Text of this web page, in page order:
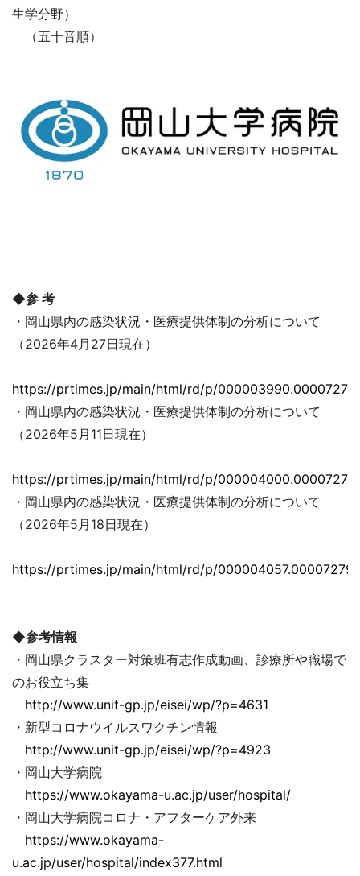
生学分野）
（五十音順）
◆参 考
・岡山県内の感染状況・医療提供体制の分析について
（2026年4月27日現在）
https://prtimes.jp/main/html/rd/p/
・岡山県内の感染状況・医療提供体制の分析について
（2026年5月11日現在）
https://prtimes.jp/main/html/rd/p/
・岡山県内の感染状況・医療提供体制の分析について
（2026年5月18日現在）
https://prtimes.jp/main/html/rd/p/
◆参考情報
・岡山県クラスター対策班有志作成動画、診療所や職場で
のお役立ち集
http://www.unit-gp.jp/eisei/wp/?p=4631
・新型コロナウイルスワクチン情報
http://www.unit-gp.jp/eisei/wp/?p=4923
・岡山大学病院
https://www.okayama-u.ac.jp/user/hospital/
・岡山大学病院コロナ・アフターケア外来
https://www.okayama-
u.ac.jp/user/hospital/index377.html